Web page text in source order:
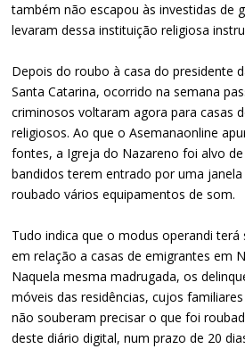
também não escapou às investidas de
levaram dessa instituição religiosa
Depois do roubo à casa do presidente
Santa Catarina, ocorrido na semana
criminosos voltaram agora para casas
religiosos. Ao que o Asemanaonline
fontes, a Igreja do Nazareno foi alvo
bandidos terem entrado por uma
roubado vários equipamentos de som.
Tudo indica que o modus operandi
em relação a casas de emigrantes em
Naquela mesma madrugada, os
móveis das residências, cujos
não souberam precisar o que foi
deste diário digital, num prazo de 20